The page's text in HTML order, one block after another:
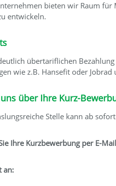
bieten wir Raum
entwickeln.
übertariflichen
wie z.B. Hansefit oder
über Ihre Kurz-
Stelle kann ab
Ihre Kurzbewerbung per E-
an: